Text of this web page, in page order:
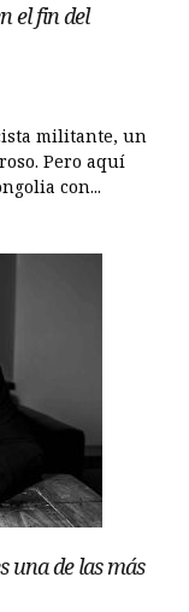
el fin del
militante, un
Pero aquí
con...
una de las más